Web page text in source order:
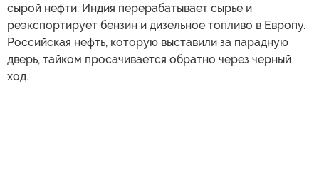
сырой нефти. Индия перерабатывает сырье и
реэкспортирует бензин и дизельное топливо в Европу.
Российская нефть, которую выставили за парадную
дверь, тайком просачивается обратно через черный
ход.